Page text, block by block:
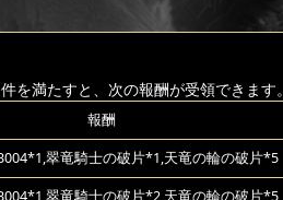
を満たすと、次の報酬が受領できます。
報酬
翠竜騎士の破片*1,天竜の輪の破片*5
翠竜騎士の破片*2,天竜の輪の破片*5